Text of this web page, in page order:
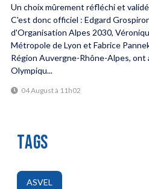
Un choix mûrement réfléchi et
C'est donc officiel : Edgard
d'Organisation Alpes 2030,
Métropole de Lyon et Fabrice
Région Auvergne-Rhône-Alpes, ont
Olympiqu...
04 August à 11h02
TAGS
ASVEL